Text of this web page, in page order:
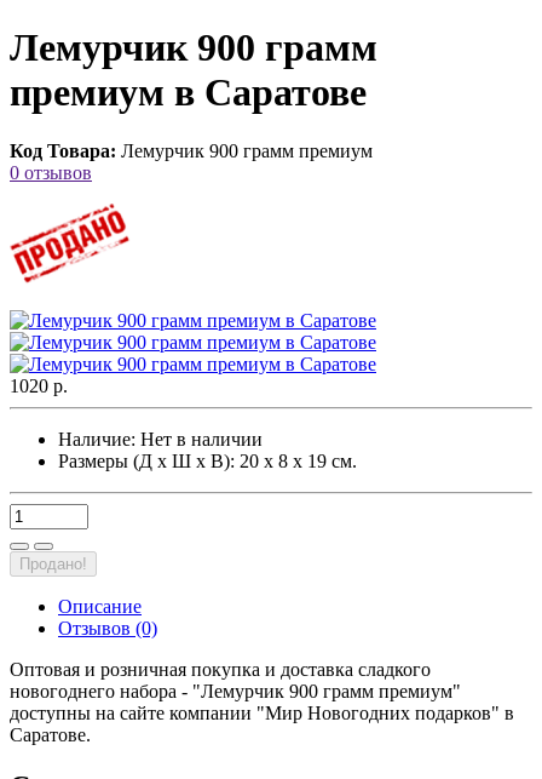
Лемурчик 900 грамм
премиум в Саратове
Код Товара: Лемурчик 900 грамм премиум
0 отзывов
1020 р.
Наличие: Нет в наличии
Размеры (Д х Ш х В): 20 х 8 х 19 см.
Продано!
Описание
Отзывов (0)
Оптовая и розничная покупка и доставка сладкого
новогоднего набора - "Лемурчик 900 грамм премиум"
доступны на сайте компании "Мир Новогодних подарков" в
Саратове.